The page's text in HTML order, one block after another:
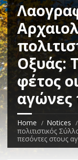
Οξυάς:
φέτος
αγώνες
Home Notices
πολιτιστικός
πεσόντες στους